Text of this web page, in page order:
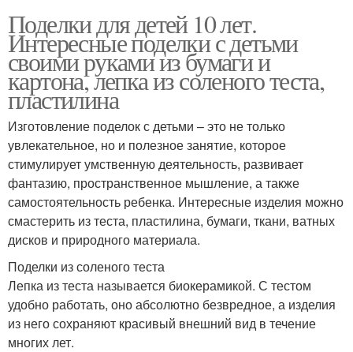
Поделки для детей 10 лет.
Интересные поделки с детьми
своими руками из бумаги и
картона, лепка из соленого теста,
пластилина
Изготовление поделок с детьми – это не только
увлекательное, но и полезное занятие, которое
стимулирует умственную деятельность, развивает
фантазию, пространственное мышление, а также
самостоятельность ребенка. Интересные изделия можно
смастерить из теста, пластилина, бумаги, ткани, ватных
дисков и природного материала.
Поделки из соленого теста
Лепка из теста называется биокерамикой. С тестом
удобно работать, оно абсолютно безвредное, а изделия
из него сохраняют красивый внешний вид в течение
многих лет.